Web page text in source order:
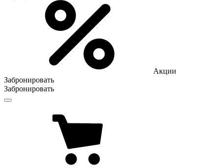
Акции
Забронировать
Забронировать